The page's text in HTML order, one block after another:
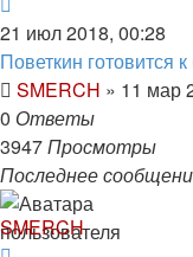
21 июл 2018, 00:28
Поветкин готовится
SMERCH » 11 мар
0 Ответы
3947Просмотры
Последнее
SMERCH